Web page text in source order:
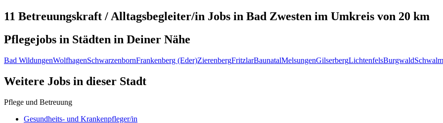
11 Betreuungskraft / Alltagsbegleiter/in Jobs in Bad Zwesten im Umkreis von 20 km
Pflegejobs in Städten in Deiner Nähe
Bad WildungenWolfhagenSchwarzenbornFrankenberg (Eder)ZierenbergFritzlarBaunatalMelsungenGilserbergLichtenfelsBurgwald
Weitere Jobs in dieser Stadt
Pflege und Betreuung
Gesundheits- und Krankenpfleger/in